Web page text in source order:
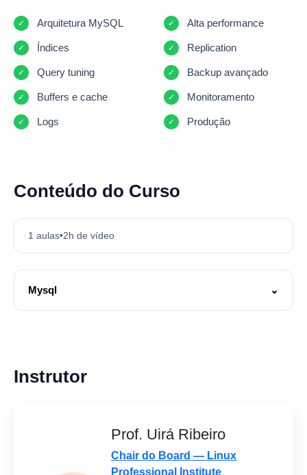
Arquitetura MySQL
Índices
Query tuning
Buffers e cache
Logs
Alta performance
Replication
Backup avançado
Monitoramento
Produção
Conteúdo do Curso
1 aulas•2h de vídeo
Mysql ⌄
Instrutor
Prof. Uirá Ribeiro
Chair do Board — Linux
Professional Institute